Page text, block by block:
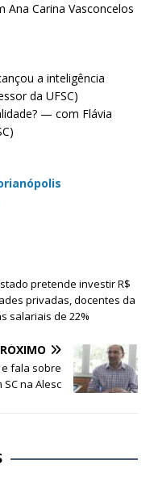
Carina Vasconcelos
a inteligência
da UFSC)
— com Flávia
pretende investir R$
privadas, docentes da
salariais de 22%
e fala sobre
na Alesc